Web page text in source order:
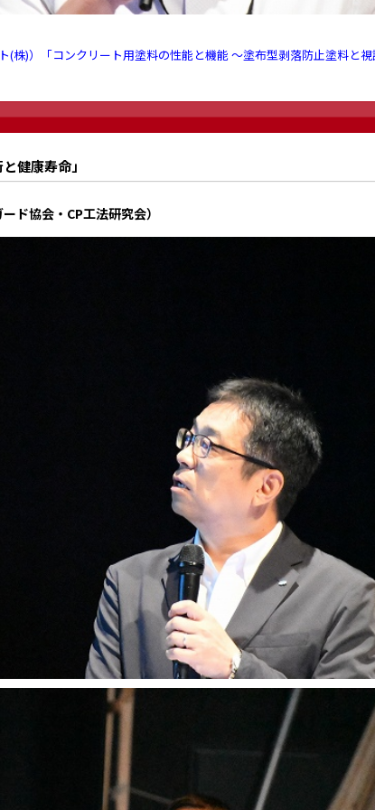
)）「コンクリート用塗料の性能と機能 ～塗布型剥落防止塗料と視
健康寿命」
ド協会・CP工法研究会）